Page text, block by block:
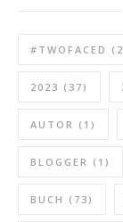
#TWOFACED
2023 (37)
AUTOR (1)
BLOGGER (1)
BUCH (73)